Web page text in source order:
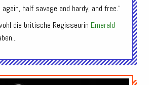
half savage and hardy, and free.“
die britische Regisseurin Emerald